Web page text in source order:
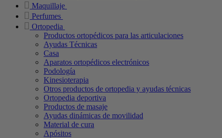
Maquillaje
Perfumes
Ortopedia
Productos ortopédicos para las articulaciones
Ayudas Técnicas
Casa
Aparatos ortopédicos electrónicos
Podología
Kinesioterapia
Otros productos de ortopedia y ayudas técnicas
Ortopedia deportiva
Productos de masaje
Ayudas dinámicas de movilidad
Material de cura
Apósitos